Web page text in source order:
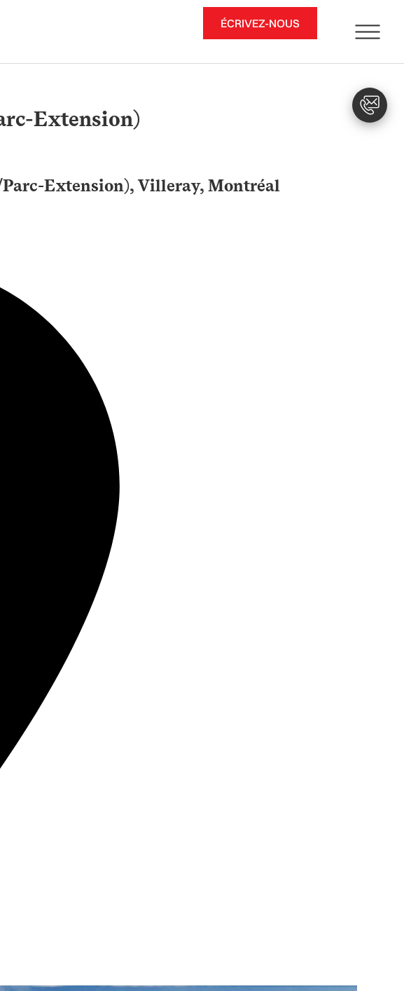
ÉCRIVEZ-NOUS
Extension)
Extension), Villeray, Montréal